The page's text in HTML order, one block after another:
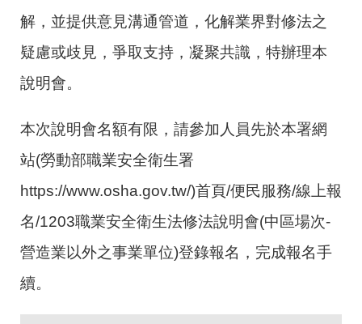
解，並提供意見溝通管道，化解業界對修法之
疑慮或歧見，爭取支持，凝聚共識，特辦理本
說明會。
本次說明會名額有限，請參加人員先於本署網
站(勞動部職業安全衛生署
https://www.osha.gov.tw/)首頁/便民服務/線上報
名/1203職業安全衛生法修法說明會(中區場次-
營造業以外之事業單位)登錄報名，完成報名手
續。